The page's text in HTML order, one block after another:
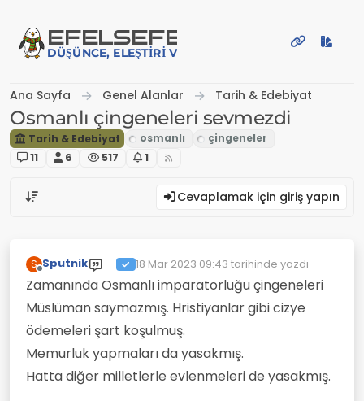
EFELSEFE
DÜŞÜNCE, ELEŞTIRI VE PAYLAŞIM PLATFORMU
Ana Sayfa Genel Alanlar Tarih & Edebiyat
Osmanlı çingeneleri sevmezdi
Tarih & Edebiyat
11
6 517 1
Cevaplamak için giriş yapın
S
Çevrimdışı
Sputnik 18 Mar 2023 09:43 tarihinde yazdı
Son düzenleyen:
Zamanında Osmanlı imparatorluğu çingeneleri
Müslüman saymazmış. Hristiyanlar gibi cizye
ödemeleri şart koşulmuş.
Memurluk yapmaları da yasakmış.
Hatta diğer milletlerle evlenmeleri de yasakmış.